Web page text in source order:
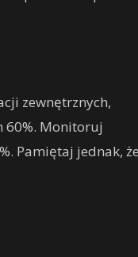
zewnętrznych,
60%. Monitoruj
Pamiętaj jednak, że